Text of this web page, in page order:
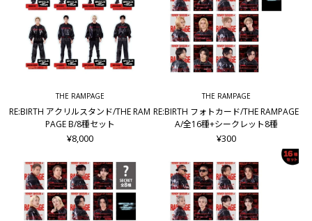
THE RAMPAGE
RE:BIRTH アクリルスタンド/THE RAM
PAGE B/8種セット
¥8,000
THE RAMPAGE
RE:BIRTH フォトカード/THE RAMPAGE
A/全16種+シークレット8種
¥300